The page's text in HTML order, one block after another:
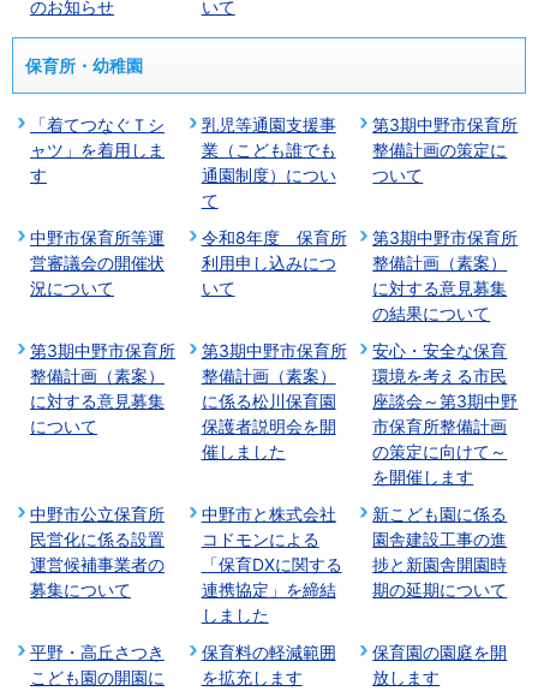
のお知らせ
いて
保育所・幼稚園
「着てつなぐＴシ
ャツ」を着用しま
す
乳児等通園支援事
業（こども誰でも
通園制度）につい
て
第3期中野市保育所
整備計画の策定に
ついて
中野市保育所等運
営審議会の開催状
況について
令和8年度 保育所
利用申し込みにつ
いて
第3期中野市保育所
整備計画（素案）
に対する意見募集
の結果について
第3期中野市保育所
整備計画（素案）
に対する意見募集
について
第3期中野市保育所
整備計画（素案）
に係る松川保育園
保護者説明会を開
催しました
安心・安全な保育
環境を考える市民
座談会～第3期中野
市保育所整備計画
の策定に向けて～
を開催します
中野市公立保育所
民営化に係る設置
運営候補事業者の
募集について
中野市と株式会社
コドモンによる
「保育DXに関する
連携協定」を締結
しました
新こども園に係る
園舎建設工事の進
捗と新園舎開園時
期の延期について
平野・高丘さつき
こども園の開園に
保育料の軽減範囲
を拡充します
保育園の園庭を開
放します